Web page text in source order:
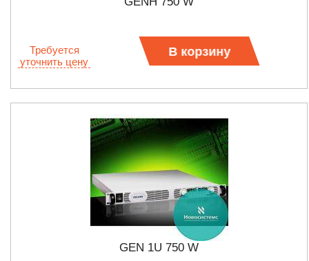
Требуется
уточнить цену
В корзину
GEN 1U 750 W